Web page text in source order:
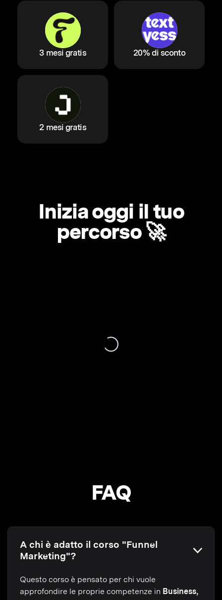
3 mesi gratis 20% di sconto
2 mesi gratis
Inizia oggi il tuo
percorso 🚀
FAQ
A chi è adatto il corso "Funnel
Marketing"?
Questo corso è pensato per chi vuole
approfondire le proprie competenze in Business,